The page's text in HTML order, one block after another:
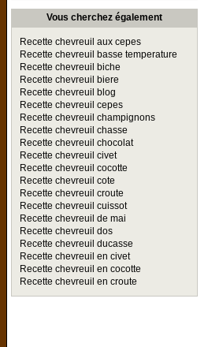
Vous cherchez également
Recette chevreuil aux cepes
Recette chevreuil basse temperature
Recette chevreuil biche
Recette chevreuil biere
Recette chevreuil blog
Recette chevreuil cepes
Recette chevreuil champignons
Recette chevreuil chasse
Recette chevreuil chocolat
Recette chevreuil civet
Recette chevreuil cocotte
Recette chevreuil cote
Recette chevreuil croute
Recette chevreuil cuissot
Recette chevreuil de mai
Recette chevreuil dos
Recette chevreuil ducasse
Recette chevreuil en civet
Recette chevreuil en cocotte
Recette chevreuil en croute